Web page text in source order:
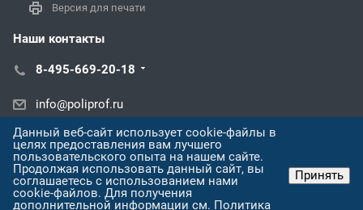
Версия для печати
Наши контакты
8-495-669-20-18
info@poliprof.ru
ул. Восстания, 100, корп. 266Д
Данный веб-сайт использует cookie-файлы в
целях предоставления вам лучшего
пользовательского опыта на нашем сайте.
Продолжая использовать данный сайт, вы
соглашаетесь с использованием нами
cookie-файлов. Для получения
дополнительной информации см. Политика
Принять